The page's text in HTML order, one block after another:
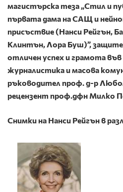
магистърска теза „Стил и
първата дама на САЩ и
присъствие (Нанси Рейгън,
Клинтън, Лора Буш)”,
отличен успех и грамота
журналистика и масова
ръководител проф. д-р
рецензент проф.дфн Милко
Снимки на Нанси Рейгън в